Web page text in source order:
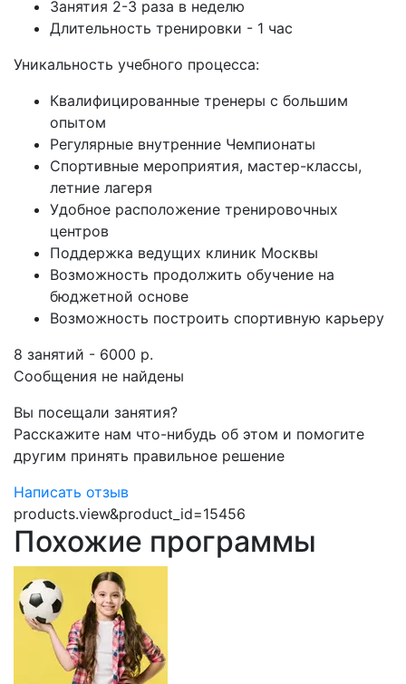
Занятия 2-3 раза в неделю
Длительность тренировки - 1 час
Уникальность учебного процесса:
Квалифицированные тренеры с большим
опытом
Регулярные внутренние Чемпионаты
Спортивные мероприятия, мастер-классы,
летние лагеря
Удобное расположение тренировочных
центров
Поддержка ведущих клиник Москвы
Возможность продолжить обучение на
бюджетной основе
Возможность построить спортивную карьеру
8 занятий - 6000 р.
Сообщения не найдены
Вы посещали занятия?
Расскажите нам что-нибудь об этом и помогите
другим принять правильное решение
Написать отзыв
products.view&product_id=15456
Похожие программы